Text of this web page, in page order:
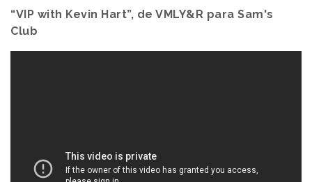
“VIP with Kevin Hart”, de VMLY&R para Sam's
Club